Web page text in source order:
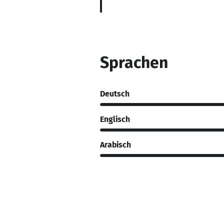
Sprachen
Deutsch
Englisch
Arabisch